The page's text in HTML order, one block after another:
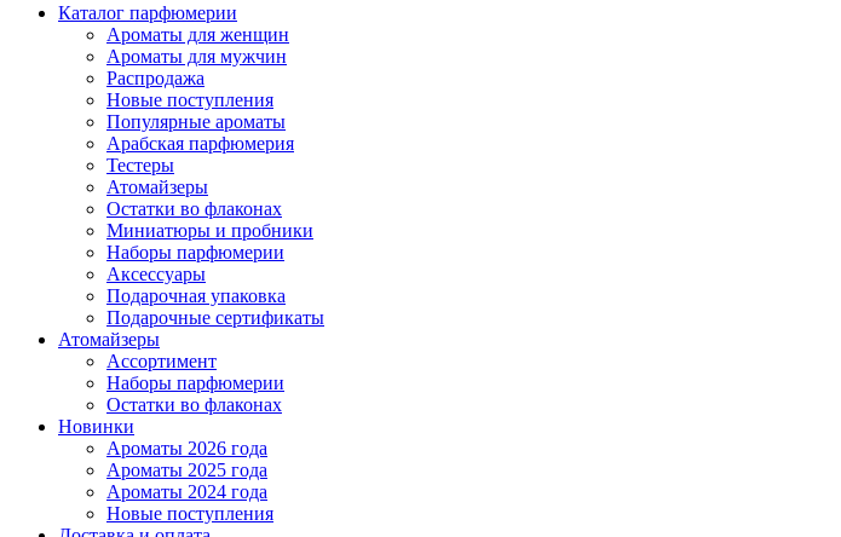
Каталог парфюмерии
Ароматы для женщин
Ароматы для мужчин
Распродажа
Новые поступления
Популярные ароматы
Арабская парфюмерия
Тестеры
Атомайзеры
Остатки во флаконах
Миниатюры и пробники
Наборы парфюмерии
Аксессуары
Подарочная упаковка
Подарочные сертификаты
Атомайзеры
Ассортимент
Наборы парфюмерии
Остатки во флаконах
Новинки
Ароматы 2026 года
Ароматы 2025 года
Ароматы 2024 года
Новые поступления